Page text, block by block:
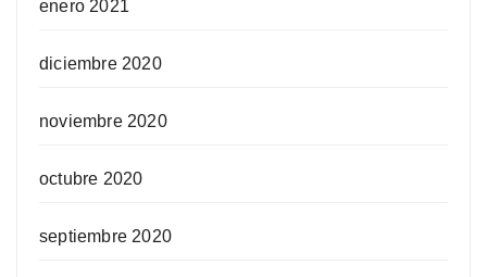
enero 2021
diciembre 2020
noviembre 2020
octubre 2020
septiembre 2020